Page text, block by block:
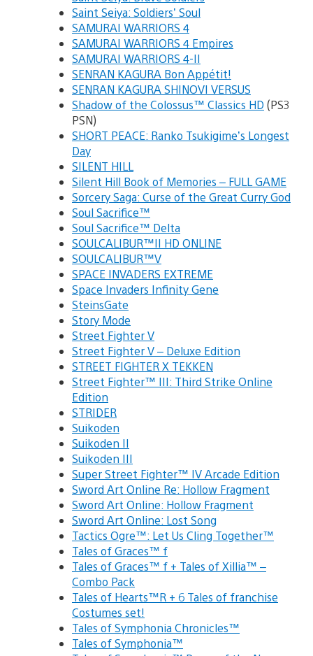
Saint Seiya: Soldiers’ Soul
SAMURAI WARRIORS 4
SAMURAI WARRIORS 4 Empires
SAMURAI WARRIORS 4-II
SENRAN KAGURA Bon Appétit!
SENRAN KAGURA SHINOVI VERSUS
Shadow of the Colossus™ Classics HD (PS3
PSN)
SHORT PEACE: Ranko Tsukigime’s Longest
Day
SILENT HILL
Silent Hill Book of Memories – FULL GAME
Sorcery Saga: Curse of the Great Curry God
Soul Sacrifice™
Soul Sacrifice™ Delta
SOULCALIBUR™II HD ONLINE
SOULCALIBUR™V
SPACE INVADERS EXTREME
Space Invaders Infinity Gene
SteinsGate
Story Mode
Street Fighter V
Street Fighter V – Deluxe Edition
STREET FIGHTER X TEKKEN
Street Fighter™ III: Third Strike Online
Edition
STRIDER
Suikoden
Suikoden II
Suikoden III
Super Street Fighter™ IV Arcade Edition
Sword Art Online Re: Hollow Fragment
Sword Art Online: Hollow Fragment
Sword Art Online: Lost Song
Tactics Ogre™: Let Us Cling Together™
Tales of Graces™ f
Tales of Graces™ f + Tales of Xillia™ –
Combo Pack
Tales of Hearts™R + 6 Tales of franchise
Costumes set!
Tales of Symphonia Chronicles™
Tales of Symphonia™